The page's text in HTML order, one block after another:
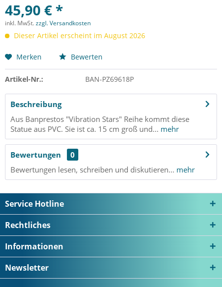
45,90 € *
inkl. MwSt.zzgl. Versandkosten
Dieser Artikel erscheint im August 2026
Merken Bewerten
Artikel-Nr.: BAN-PZ69618P
Beschreibung
Aus Banprestos "Vibration Stars" Reihe kommt diese
Statue aus PVC. Sie ist ca. 15 cm groß und... mehr
Bewertungen
0
Bewertungen lesen, schreiben und diskutieren... mehr
Service Hotline
Rechtliches
Informationen
Newsletter